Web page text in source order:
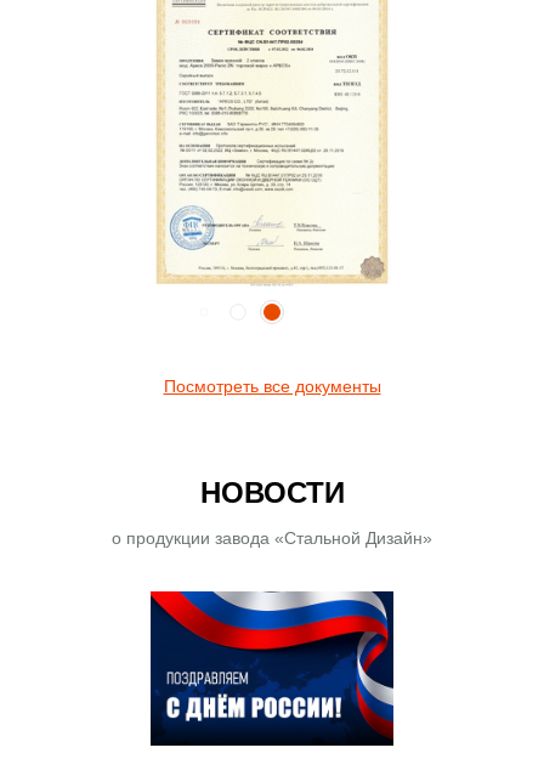
Посмотреть все документы
НОВОСТИ
о продукции завода «Стальной Дизайн»